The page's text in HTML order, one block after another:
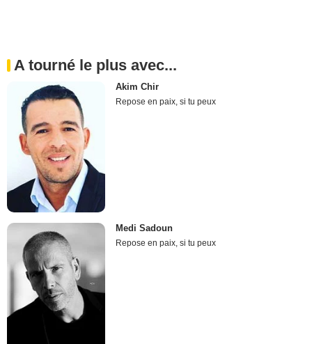
A tourné le plus avec...
Akim Chir
Repose en paix, si tu peux
Medi Sadoun
Repose en paix, si tu peux